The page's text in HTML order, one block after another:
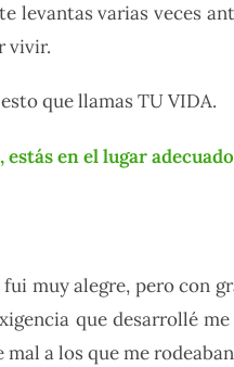
levantas varias veces
vivir.
que llamas TU VIDA.
en el lugar
fui muy alegre, pero con
que desarrollé
mal a los que me